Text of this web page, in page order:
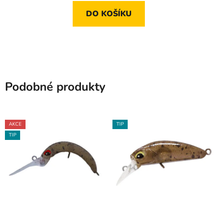
DO KOŠÍKU
Podobné produkty
AKCE
TIP
TIP